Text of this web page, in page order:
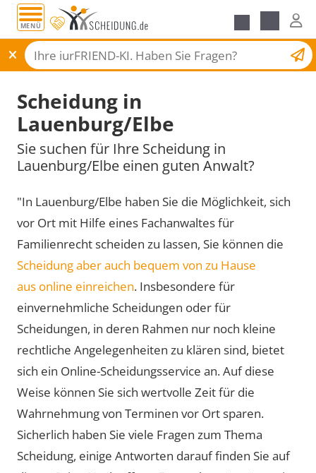
MENÜ
Scheidungsantrag
Scheidung in
Lauenburg/Elbe
Sie suchen für Ihre Scheidung in
Lauenburg/Elbe einen guten Anwalt?
"In Lauenburg/Elbe haben Sie die Möglichkeit, sich
vor Ort mit Hilfe eines Fachanwaltes für
Familienrecht scheiden zu lassen, Sie können die
Scheidung aber auch bequem von zu Hause
aus online einreichen. Insbesondere für
einvernehmliche Scheidungen oder für
Scheidungen, in deren Rahmen nur noch kleine
rechtliche Angelegenheiten zu klären sind, bietet
sich ein Online-Scheidungsservice an. Auf diese
Weise können Sie sich wertvolle Zeit für die
Wahrnehmung von Terminen vor Ort sparen.
Sicherlich haben Sie viele Fragen zum Thema
Scheidung, einige Antworten darauf finden Sie auf